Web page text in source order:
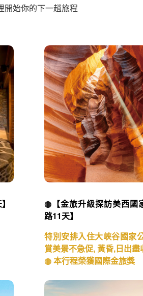
開始你的下一趟旅程
◍【金旅升級探訪美西國
路11天】
特別安排入住大峽谷國家
賞美景不急促, 黃昏,日出盡
◍ 本行程榮獲國際金旅獎